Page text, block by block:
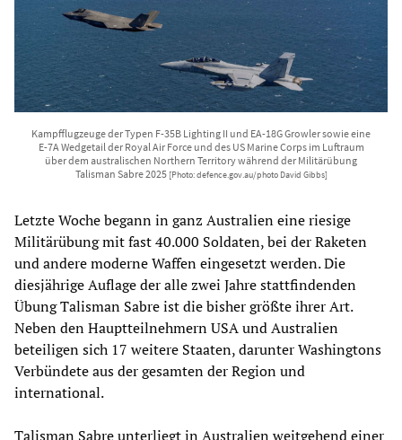
Kampfflugzeuge der Typen F-35B Lighting II und EA-18G Growler sowie eine
E-7A Wedgetail der Royal Air Force und des US Marine Corps im Luftraum
über dem australischen Northern Territory während der Militärübung
Talisman Sabre 2025 [Photo: defence.gov.au/photo David Gibbs]
Letzte Woche begann in ganz Australien eine riesige
Militärübung mit fast 40.000 Soldaten, bei der Raketen
und andere moderne Waffen eingesetzt werden. Die
diesjährige Auflage der alle zwei Jahre stattfindenden
Übung Talisman Sabre ist die bisher größte ihrer Art.
Neben den Hauptteilnehmern USA und Australien
beteiligen sich 17 weitere Staaten, darunter Washingtons
Verbündete aus der gesamten der Region und
international.
Talisman Sabre unterliegt in Australien weitgehend einer